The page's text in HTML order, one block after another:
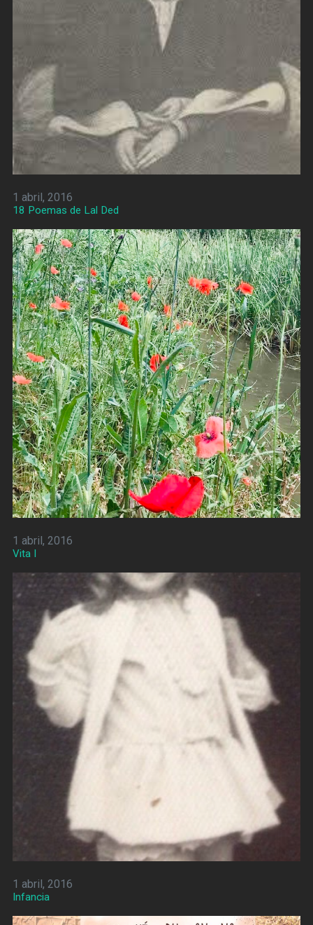
1 abril, 2016
18 Poemas de Lal Ded
1 abril, 2016
Vita I
1 abril, 2016
Infancia